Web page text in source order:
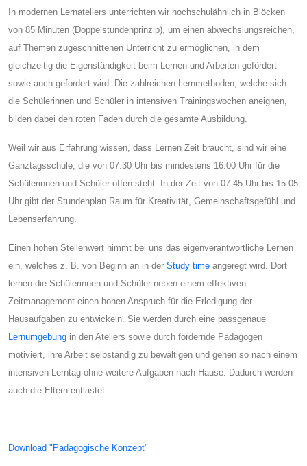
In modernen Lernateliers unterrichten wir hochschulähnlich in Blöcken
von 85 Minuten (Doppelstundenprinzip), um einen abwechslungsreichen,
auf Themen zugeschnittenen Unterricht zu ermöglichen, in dem
gleichzeitig die Eigenständigkeit beim Lernen und Arbeiten gefördert
sowie auch gefordert wird. Die zahlreichen Lernmethoden, welche sich
die Schülerinnen und Schüler in intensiven Trainingswochen aneignen,
bilden dabei den roten Faden durch die gesamte Ausbildung.
Weil wir aus Erfahrung wissen, dass Lernen Zeit braucht, sind wir eine
Ganztagsschule, die von 07:30 Uhr bis mindestens 16:00 Uhr für die
Schülerinnen und Schüler offen steht. In der Zeit von 07:45 Uhr bis 15:05
Uhr gibt der Stundenplan Raum für Kreativität, Gemeinschaftsgefühl und
Lebenserfahrung.
Einen hohen Stellenwert nimmt bei uns das eigenverantwortliche Lernen
ein, welches z. B. von Beginn an in der Study time angeregt wird. Dort
lernen die Schülerinnen und Schüler neben einem effektiven
Zeitmanagement einen hohen Anspruch für die Erledigung der
Hausaufgaben zu entwickeln. Sie werden durch eine passgenaue
Lernumgebung in den Ateliers sowie durch fördernde Pädagogen
motiviert, ihre Arbeit selbständig zu bewältigen und gehen so nach einem
intensiven Lerntag ohne weitere Aufgaben nach Hause. Dadurch werden
auch die Eltern entlastet.
Download "Pädagogische Konzept"